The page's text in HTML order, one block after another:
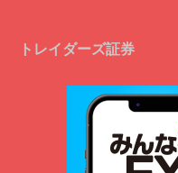
トレイダーズ証券